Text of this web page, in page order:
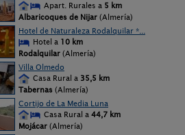
Apart. Rurales a 5 km
Albaricoques de Nijar (Almería)
Hotel de Naturaleza Rodalquilar *...
Hotel a 10 km
Rodalquilar (Almería)
Villa Olmedo
Casa Rural a 35,5 km
Tabernas (Almería)
Cortijo de La Media Luna
Casa Rural a 44,7 km
Mojácar (Almería)